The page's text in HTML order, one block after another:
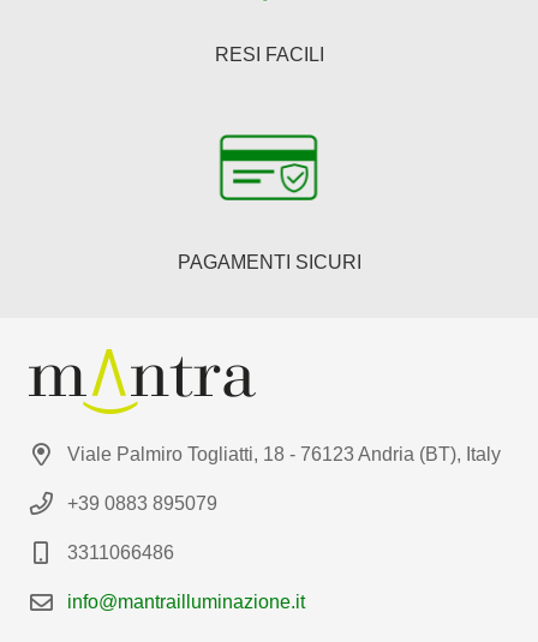
RESI FACILI
PAGAMENTI SICURI
Viale Palmiro Togliatti, 18 - 76123 Andria (BT), Italy
+39 0883 895079
3311066486
info@mantrailluminazione.it